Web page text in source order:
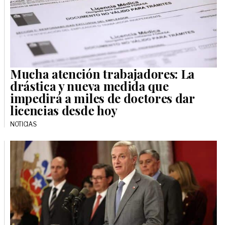
Mucha atención trabajadores: La
drástica y nueva medida que
impedirá a miles de doctores dar
licencias desde hoy
NOTICIAS